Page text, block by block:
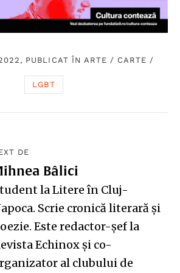
PUBLICAT ÎN ARTE / CARTE /
LGBT
DE
Bâlici
la Litere în Cluj-
Scrie cronică literară și
Este redactor-șef la
Echinox și co-
al clubului de